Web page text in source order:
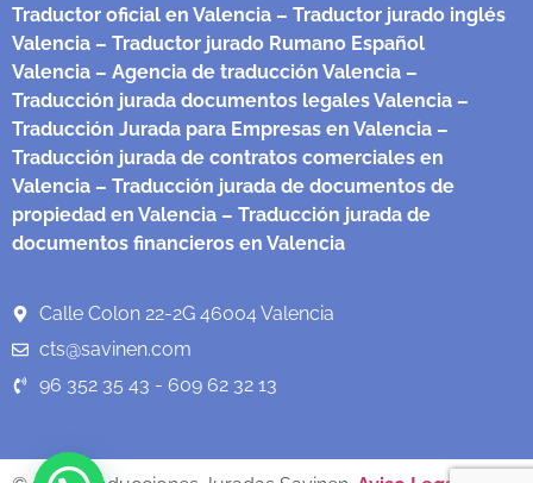
Traductor oficial en Valencia – Traductor jurado inglés
Valencia – Traductor jurado Rumano Español
Valencia – Agencia de traducción Valencia –
Traducción jurada documentos legales Valencia –
Traducción Jurada para Empresas en Valencia –
Traducción jurada de contratos comerciales en
Valencia – Traducción jurada de documentos de
propiedad en Valencia – Traducción jurada de
documentos financieros en Valencia
Calle Colon 22-2G 46004 Valencia
cts@savinen.com
96 352 35 43 - 609 62 32 13